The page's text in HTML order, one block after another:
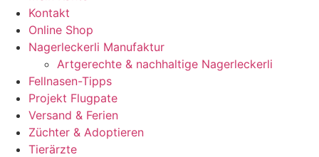
Kontakt
Online Shop
Nagerleckerli Manufaktur
Artgerechte & nachhaltige Nagerleckerli
Fellnasen-Tipps
Projekt Flugpate
Versand & Ferien
Züchter & Adoptieren
Tierärzte